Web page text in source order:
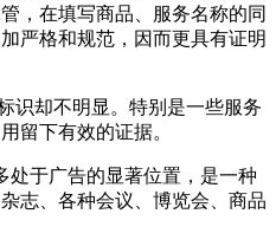
，在填写商品、服务名称的同
严格和规范，因而更具有证明
识却不明显。特别是一些服务
留下有效的证据。
处于广告的显著位置，是一种
志、各种会议、博览会、商品